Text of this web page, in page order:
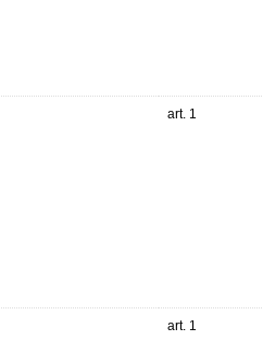
art. 1
art. 1